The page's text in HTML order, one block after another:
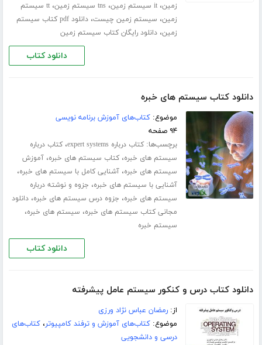
زمین،it سیستم زمین ،tns سیستم زمین ،
tt سیستم
زمین، سیستم زمین چیست،
دانلود pdf کتاب سیستم
زمین،دانلود رایگان کتاب سیستم زمین
دانلود کتاب
دانلود کتاب سیستم های خبره
موضوع:کتاب‌های آموزش برنامه نویسی
۹۴ صفحه
برچسب‌ها:کتاب درباره expert systems ،کتاب درباره
سیستم های خبره،کتاب سیستم های خبره،آموزش
سیستم های خبره،آشنایی کامل با سیستم های خبره،
آشنایی با سیستم های خبره، جزوه و نوشته درباره
سیستم های خبره، جزوه درس سیستم های خبره،دانلود
مجانی کتاب سیستم های خبره، سیستم های خبره،
سیستم خبره
دانلود کتاب
دانلود کتاب درس و کنکور سیستم عامل پیشرفته
از:رمضان عباس نژاد ورزی
موضوع:کتاب‌های آموزش و ترفند کامپیوتر،کتاب‌های
درسی و دانشجویی